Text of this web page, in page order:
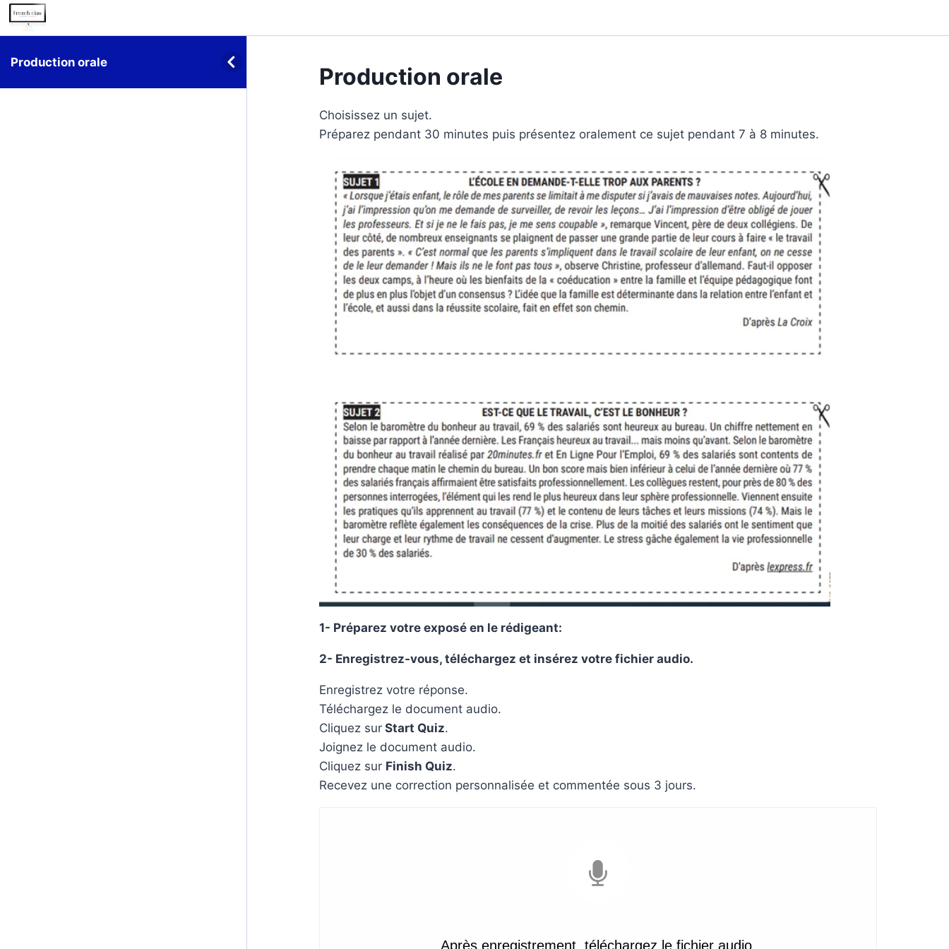
Production orale
Production orale
Choisissez un sujet.
Préparez pendant 30 minutes puis présentez oralement ce sujet pendant 7 à 8 minutes.
1- Préparez votre exposé en le rédigeant:
2- Enregistrez-vous, téléchargez et insérez votre fichier audio.
Enregistrez votre réponse.
Téléchargez le document audio.
Cliquez sur Start Quiz.
Joignez le document audio.
Cliquez sur Finish Quiz.
Recevez une correction personnalisée et commentée sous 3 jours.